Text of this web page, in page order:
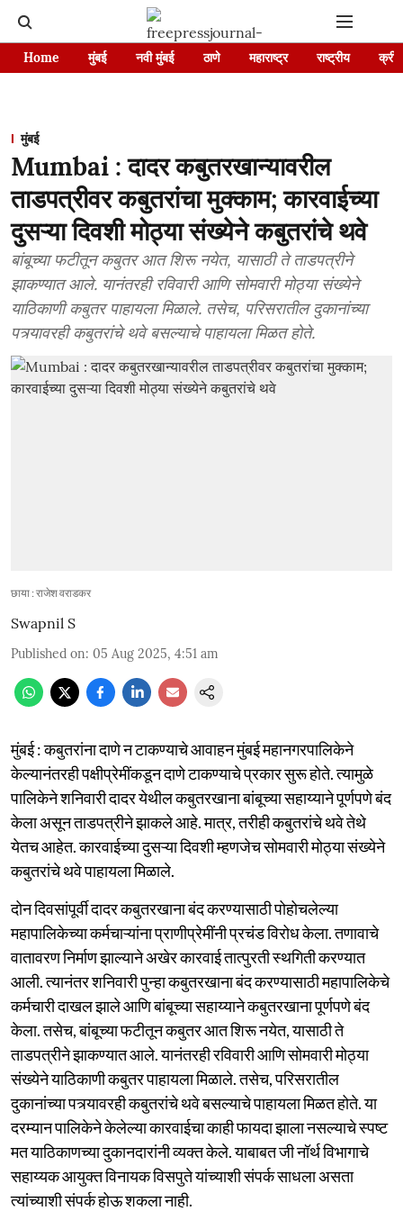
Home मुंबई नवी मुंबई ठाणे महाराष्ट्र राष्ट्रीय
मुंबई
Mumbai : दादर कबुतरखान्यावरील
ताडपत्रीवर कबुतरांचा मुक्काम; कारवाईच्या
दुसऱ्या दिवशी मोठ्या संख्येने कबुतरांचे थवे
बांबूच्या फटीतून कबुतर आत शिरू नयेत, यासाठी ते ताडपत्रीने
झाकण्यात आले. यानंतरही रविवारी आणि सोमवारी मोठ्या संख्येने
याठिकाणी कबुतर पाहायला मिळाले. तसेच, परिसरातील दुकानांच्या
पत्र्यावरही कबुतरांचे थवे बसल्याचे पाहायला मिळत होते.
छाया : राजेश वराडकर
Swapnil S
Published on: 05 Aug 2025, 4:51 am
मुंबई : कबुतरांना दाणे न टाकण्याचे आवाहन मुंबई महानगरपालिकेने
केल्यानंतरही पक्षीप्रेमींकडून दाणे टाकण्याचे प्रकार सुरू होते. त्यामुळे
पालिकेने शनिवारी दादर येथील कबुतरखाना बांबूच्या सहाय्याने पूर्णपणे बंद
केला असून ताडपत्रीने झाकले आहे. मात्र, तरीही कबुतरांचे थवे तेथे
येतच आहेत. कारवाईच्या दुसऱ्या दिवशी म्हणजेच सोमवारी मोठ्या संख्येने
कबुतरांचे थवे पाहायला मिळाले.
दोन दिवसांपूर्वी दादर कबुतरखाना बंद करण्यासाठी पोहोचलेल्या
महापालिकेच्या कर्मचाऱ्यांना प्राणीप्रेमींनी प्रचंड विरोध केला. तणावाचे
वातावरण निर्माण झाल्याने अखेर कारवाई तात्पुरती स्थगिती करण्यात
आली. त्यानंतर शनिवारी पुन्हा कबुतरखाना बंद करण्यासाठी महापालिकेचे
कर्मचारी दाखल झाले आणि बांबूच्या सहाय्याने कबुतरखाना पूर्णपणे बंद
केला. तसेच, बांबूच्या फटीतून कबुतर आत शिरू नयेत, यासाठी ते
ताडपत्रीने झाकण्यात आले. यानंतरही रविवारी आणि सोमवारी मोठ्या
संख्येने याठिकाणी कबुतर पाहायला मिळाले. तसेच, परिसरातील
दुकानांच्या पत्र्यावरही कबुतरांचे थवे बसल्याचे पाहायला मिळत होते. या
दरम्यान पालिकेने केलेल्या कारवाईचा काही फायदा झाला नसल्याचे स्पष्ट
मत याठिकाणच्या दुकानदारांनी व्यक्त केले. याबाबत जी नॉर्थ विभागाचे
सहाय्यक आयुक्त विनायक विसपुते यांच्याशी संपर्क साधला असता
त्यांच्याशी संपर्क होऊ शकला नाही.